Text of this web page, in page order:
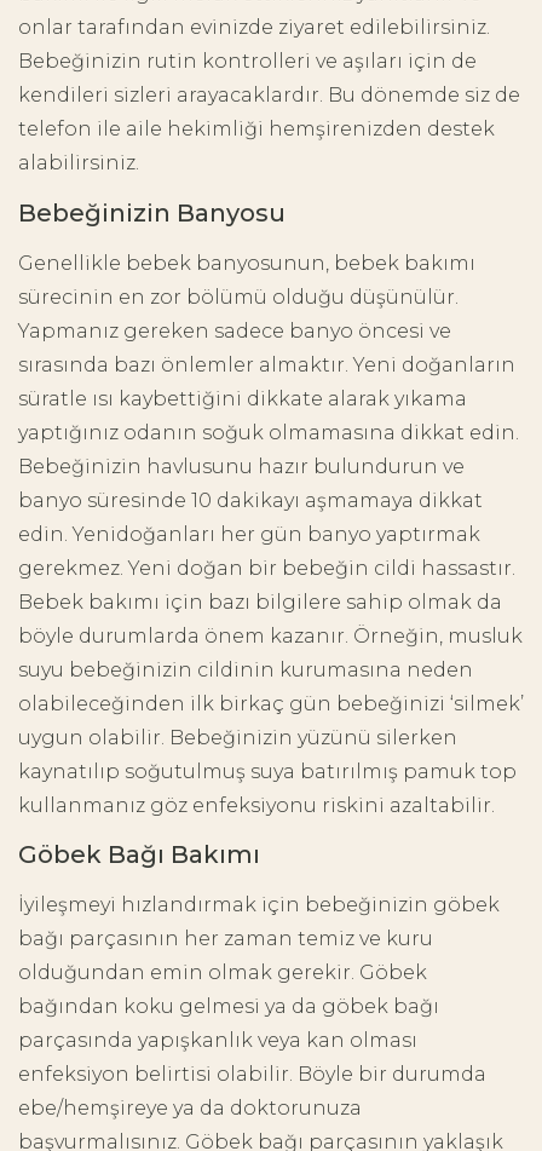
onlar tarafından evinizde ziyaret edilebilirsiniz.
Bebeğinizin rutin kontrolleri ve aşıları için de
kendileri sizleri arayacaklardır. Bu dönemde siz de
telefon ile aile hekimliği hemşirenizden destek
alabilirsiniz.
Bebeğinizin Banyosu
Genellikle bebek banyosunun, bebek bakımı
sürecinin en zor bölümü olduğu düşünülür.
Yapmanız gereken sadece banyo öncesi ve
sırasında bazı önlemler almaktır. Yeni doğanların
süratle ısı kaybettiğini dikkate alarak yıkama
yaptığınız odanın soğuk olmamasına dikkat edin.
Bebeğinizin havlusunu hazır bulundurun ve
banyo süresinde 10 dakikayı aşmamaya dikkat
edin. Yenidoğanları her gün banyo yaptırmak
gerekmez. Yeni doğan bir bebeğin cildi hassastır.
Bebek bakımı için bazı bilgilere sahip olmak da
böyle durumlarda önem kazanır. Örneğin, musluk
suyu bebeğinizin cildinin kurumasına neden
olabileceğinden ilk birkaç gün bebeğinizi ‘silmek’
uygun olabilir. Bebeğinizin yüzünü silerken
kaynatılıp soğutulmuş suya batırılmış pamuk top
kullanmanız göz enfeksiyonu riskini azaltabilir.
Göbek Bağı Bakımı
İyileşmeyi hızlandırmak için bebeğinizin göbek
bağı parçasının her zaman temiz ve kuru
olduğundan emin olmak gerekir. Göbek
bağından koku gelmesi ya da göbek bağı
parçasında yapışkanlık veya kan olması
enfeksiyon belirtisi olabilir. Böyle bir durumda
ebe/hemşireye ya da doktorunuza
başvurmalısınız. Göbek bağı parçasının yaklaşık